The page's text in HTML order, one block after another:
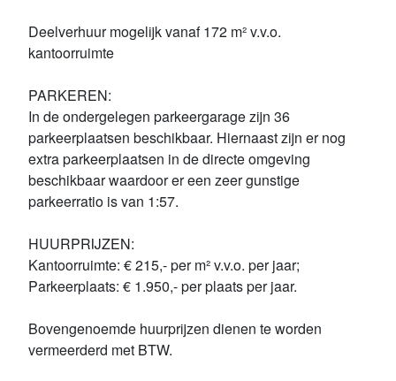
Deelverhuur mogelijk vanaf 172 m² v.v.o.
kantoorruimte
PARKEREN:
In de ondergelegen parkeergarage zijn 36
parkeerplaatsen beschikbaar. Hiernaast zijn er nog
extra parkeerplaatsen in de directe omgeving
beschikbaar waardoor er een zeer gunstige
parkeerratio is van 1:57.
HUURPRIJZEN:
Kantoorruimte: € 215,- per m² v.v.o. per jaar;
Parkeerplaats: € 1.950,- per plaats per jaar.
Bovengenoemde huurprijzen dienen te worden
vermeerderd met BTW.